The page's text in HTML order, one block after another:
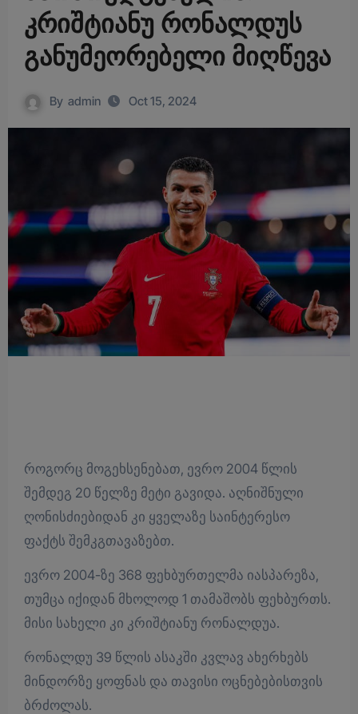
კრიშტიანუ რონალდუს
განუმეორებელი მიღწევა
By admin Oct 15, 2024
როგორც მოგეხსენებათ, ევრო 2004 წლის
შემდეგ 20 წელზე მეტი გავიდა. აღნიშნული
ღონისძიებიდან კი ყველაზე საინტერესო
ფაქტს შემკგთავაზებთ.
ევრო 2004-ზე 368 ფეხბურთელმა იასპარეზა,
თუმცა იქიდან მხოლოდ 1 თამაშობს ფეხბურთს.
მისი სახელი კი კრიშტიანუ რონალდუა.
რონალდუ 39 წლის ასაკში კვლავ ახერხებს
მინდორზე ყოფნას და თავისი ოცნებებისთვის
ბრძოლას.